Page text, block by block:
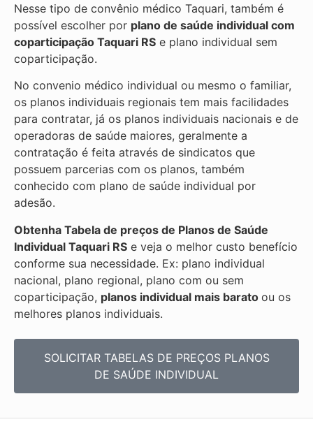
Nesse tipo de convênio médico Taquari, também é
possível escolher por plano de saúde individual com
coparticipação Taquari RS e plano individual sem
coparticipação.
No convenio médico individual ou mesmo o familiar,
os planos individuais regionais tem mais facilidades
para contratar, já os planos individuais nacionais e de
operadoras de saúde maiores, geralmente a
contratação é feita através de sindicatos que
possuem parcerias com os planos, também
conhecido com plano de saúde individual por
adesão.
Obtenha Tabela de preços de Planos de Saúde
Individual Taquari RS e veja o melhor custo benefício
conforme sua necessidade. Ex: plano individual
nacional, plano regional, plano com ou sem
coparticipação, planos individual mais barato ou os
melhores planos individuais.
SOLICITAR TABELAS DE PREÇOS PLANOS
DE SAÚDE INDIVIDUAL